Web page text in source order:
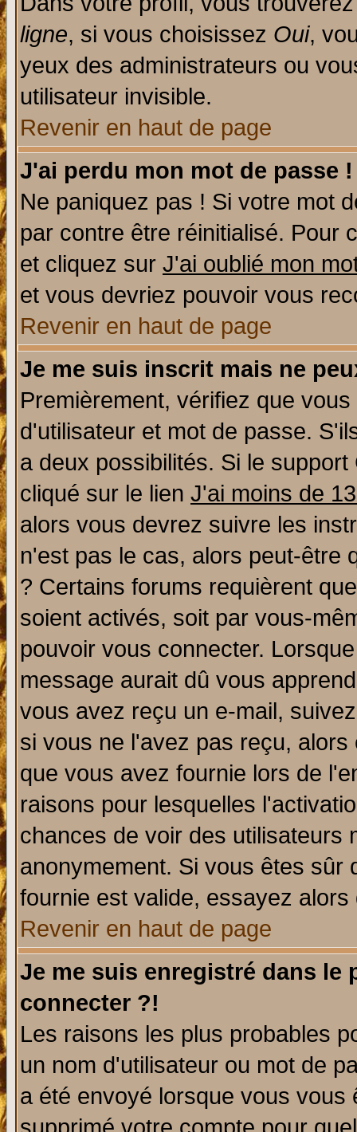
ligne, si vous choisissez Oui,
yeux des administrateurs ou
utilisateur invisible.
Revenir en haut de page
J'ai perdu mon mot de passe !
Ne paniquez pas ! Si votre mot
par contre être réinitialisé. Pour
et cliquez sur J'ai oublié mon
et vous devriez pouvoir vous
Revenir en haut de page
Je me suis inscrit mais ne
Premièrement, vérifiez que
d'utilisateur et mot de passe.
a deux possibilités. Si le
cliqué sur le lien J'ai moins de
alors vous devrez suivre les
n'est pas le cas, alors peut-être
? Certains forums requièrent
soient activés, soit par vous-
pouvoir vous connecter.
message aurait dû vous
vous avez reçu un e-mail,
si vous ne l'avez pas reçu,
que vous avez fournie lors de
raisons pour lesquelles
chances de voir des utilisateurs
anonymement. Si vous êtes sûr
fournie est valide, essayez
Revenir en haut de page
Je me suis enregistré dans le
connecter ?!
Les raisons les plus probables
un nom d'utilisateur ou mot de
a été envoyé lorsque vous